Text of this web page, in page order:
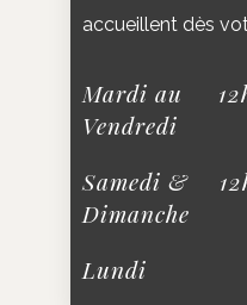
accueillent dès
Mardi au
Vendredi
Samedi &
Dimanche
Lundi